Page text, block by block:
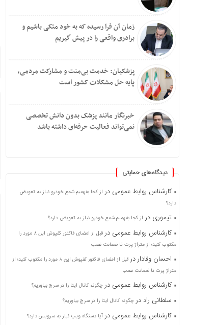
زمان آن فرا رسیده که به خود متکی باشیم و
برادری واقعی را در پیش گیریم
پزشکیان: خدمت بی‌منت و مشارکت مردمی،
پایه حل مشکلات کشور است
خبرنگار مانند پزشک بدون دانش تخصصی
نمی‌تواند فعالیت حرفه‌ای داشته باشد
دیدگاه‌های حمایتی
کارشناس روابط عمومی در از کجا بفهمیم شمع خودرو نیاز به تعویض
دارد؟
تیموری در از کجا بفهمیم شمع خودرو نیاز به تعویض دارد؟
کارشناس روابط عمومی در
قبل از امضای فاکتور کفپوش این ۸ مورد را
مکتوب کنید؛ از متراژ پرت تا ضمانت نصب
احسان وفادار در
قبل از امضای فاکتور کفپوش این ۸ مورد را مکتوب کنید؛ از
متراژ پرت تا ضمانت نصب
کارشناس روابط عمومی در چگونه کانال ایتا را در سرچ بیاوریم؟
سلطانی راد در چگونه کانال ایتا را در سرچ بیاوریم؟
کارشناس روابط عمومی در آیا دستگاه ویپ نیاز به سرویس دارد؟